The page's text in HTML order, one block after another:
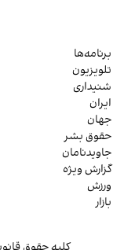
برنامه‌ها
تلویزیون
شنیداری
ایران
جهان
حقوق بشر
جاویدنامان
گزارش ویژه
ورزش
بازار